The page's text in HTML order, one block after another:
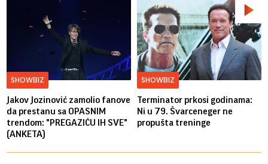
SHOWBIZ
Jakov Jozinović zamolio fanove
da prestanu sa OPASNIM
trendom: "PREGAZIĆU IH SVE"
(ANKETA)
SHOWBIZ
Terminator prkosi godinama:
Ni u 79. Švarceneger ne
propušta treninge